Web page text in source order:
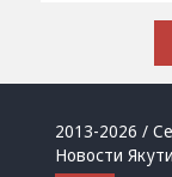
2013-2026 /
Новости